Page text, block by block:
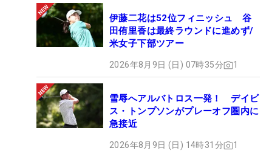
伊藤二花は52位フィニッシュ 谷
田侑里香は最終ラウンドに進めず/
米女子下部ツアー
2026年8月9日 (日) 07時35分 1
雪辱へアルバトロス一発！ デイビ
ス・トンプソンがプレーオフ圏内に
急接近
2026年8月9日 (日) 14時31分 1